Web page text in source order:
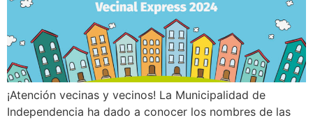
¡Atención vecinas y vecinos! La Municipalidad de
Independencia ha dado a conocer los nombres de las